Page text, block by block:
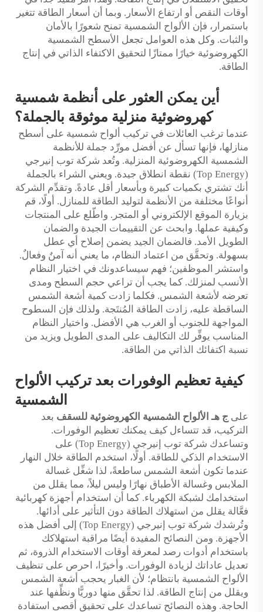
أوقات النقص أو ارتفاع الأسعار. وبما أن أسعار الطاقة تتغير
باستمرار، فإن الألواح الشمسية تمنح شعورًا بالأمان
والثبات. وكل هذه العوامل تجعل الأسطح الشمسية
الكهروضوئية خيارًا ممتازًا لتحقيق الاكتفاء الذاتي في إنتاج
الطاقة.
أين يمكن العثور على أنظمة شمسية
كهروضوئية منزلية موثوقة بالجملة؟
عندما ترغب العائلات في تركيب ألواح شمسية على أسطح
منازلها، فإنها تسأل عن أفضل مورِّد جملة للأنظمة
الشمسية الكهروضوئية المنزلية. وتُعد شركة توب إنيرجي
(Top Energy) نقطة انطلاق جيدة. ويعني الشراء بالجملة
أنك تشتري بكميات كبيرة وبأسعار أقل عادةً. وتقدِّم الشركة
أنواعًا مختلفة من الأنظمة لتوليد الطاقة للمنازل. أولًا، قم
بزيارة الموقع الإلكتروني أو المتجر. واطّلع على المنتجات
وكيفية عملها. وابحث عن التقييمات الجيدة والضمان
الطويل الأمد. فالضمان الجيد يضمن إصلاح أي عطل
بسهولة. وتحقَّق من اعتماد النظام، ما يعني أنه آمنٌ وفعالٌ.
واستشر الموظفين؛ فهم سيساعدونك في اختيار النظام
الأنسب لمنزلك. كما يجب أن تراعي حجم السطح ومدى
تعرضه لأشعة الشمس. فكلما زادت كمية أشعة الشمس
الساقطة عليه، زادت الطاقة المُنتَجة. ولذلك فإن السطوح
المواجهة للجنوب أو الغرب هي الأفضل. واختيار النظام
المناسب يوفِّر لك التكاليف على المدى الطويل ويزيد من
نسبة اكتفائك الذاتي من الطاقة.
كيفية تعظيم الوفورات بعد تركيب الألواح
الشمسية
على ج هـ الألواح الشمسية الكهروضوئية للسقف بعد
التركيب، قد تتساءل كيف يمكنك تعظيم الوفورات.
وتساعدك شركة توب إنيرجي (Top Energy) على
الاستخدام الذكي للطاقة. أولًا، استخدم الطاقة خلال النهار
عندما تكون أشعة الشمس ساطعةً، لذا شغِّل غسالة
الملابس وغسالة الأطباق نهارًا وليس ليلاً، مما يقلل من
استخدامك لشبكة الكهرباء. كما أن استخدام أجهزة كهربائية
فعَّالة يقلل من استهلاك الطاقة دون التأثير على أدائها.
وتُرشدك شركة توب إنيرجي (Top Energy) إلى أفضل هذه
الأجهزة. ومن النصائح المفيدة أيضًا مراقبة استهلاكك
باستخدام أدوات رصد لمعرفة أوقات الاستخدام الذروة، ثم
تعديل عاداتك لزيادة الوفورات. وأخيرًا، احرص على تنظيف
الألواح الشمسية بانتظام؛ لأن الغبار يحجب أشعة الشمس
ويقلل من إنتاج الطاقة. لذا تحقَّق منها دوريًّا ونظِّفها عند
الحاجة. وهذه النصائح تساعدك على تحقيق أقصى استفادة